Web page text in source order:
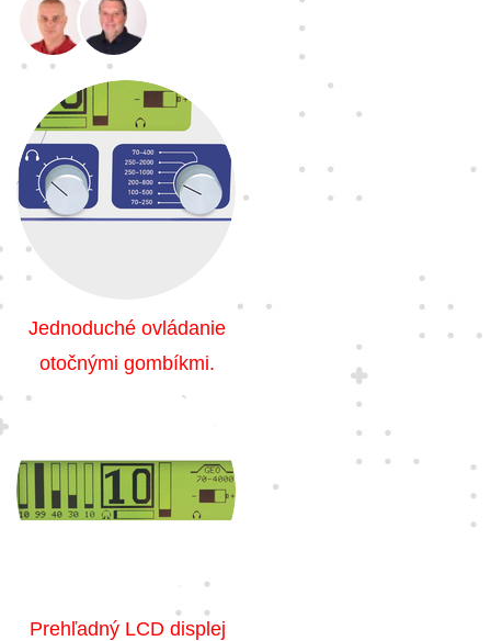
Jednoduché ovládanie
otočnými gombíkmi.
Prehľadný LCD displej